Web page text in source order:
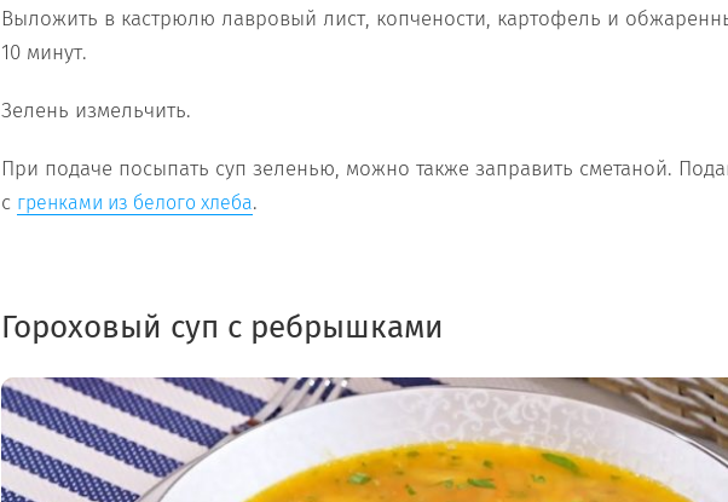
Выложить в кастрюлю лавровый лист, копчености, картофель и
10 минут.
Зелень измельчить.
При подаче посыпать суп зеленью, можно также заправить сметаной.
с гренками из белого хлеба.
Гороховый суп с ребрышками